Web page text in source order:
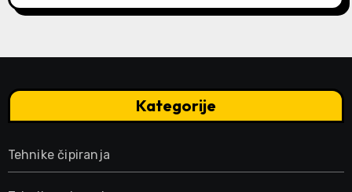
Kategorije
Tehnike čipiranja